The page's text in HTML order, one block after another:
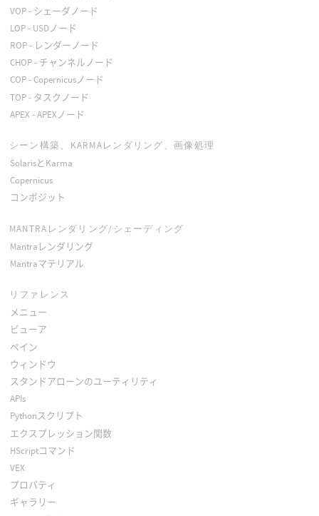
VOP - シェーダノード
LOP - USDノード
ROP - レンダーノード
CHOP - チャンネルノード
COP - Copernicusノード
TOP - タスクノード
APEX - APEXノード
シーン構築、KARMAレンダリング、画像処理
SolarisとKarma
Copernicus
コンポジット
MANTRAレンダリング/シェーディング
Mantraレンダリング
Mantraマテリアル
リファレンス
メニュー
ビューア
ペイン
ウィンドウ
スタンドアローンのユーティリティ
APIs
Pythonスクリプト
エクスプレッション関数
HScriptコマンド
VEX
プロパティ
ギャラリー